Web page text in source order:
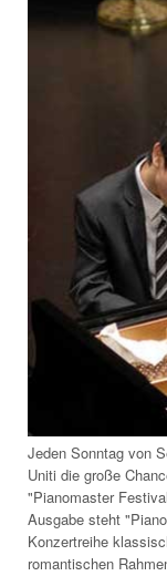
Jeden Sonntag von
Uniti die große
"Pianomaster
Ausgabe steht
Konzertreihe
romantischen